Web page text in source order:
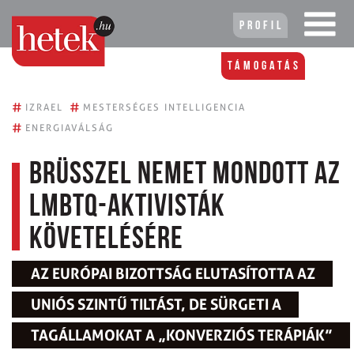
Profil
Támogatás
# IZRAEL # MESTERSÉGES INTELLIGENCIA
# ENERGIAVÁLSÁG
Brüsszel nemet mondott az
LMBTQ-aktivisták
követelésére
AZ EURÓPAI BIZOTTSÁG ELUTASÍTOTTA AZ
UNIÓS SZINTŰ TILTÁST, DE SÜRGETI A
TAGÁLLAMOKAT A „KONVERZIÓS TERÁPIÁK”